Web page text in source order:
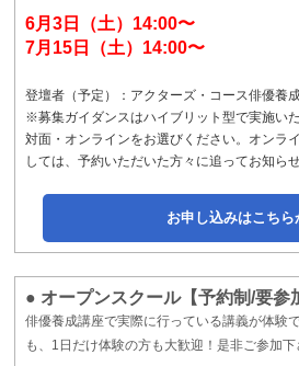
6月3日（土）14:00〜
7月15日（土）14:00〜
登壇者（予定）：アクターズ・コース俳優養
※募集ガイダンスはハイブリット型で実施い
対面・ オンラインをお選びください。 オンラ
しては、予約いただいた方々に追ってお知ら
お申し込みはこちら
● オープンスクール【予約制/要参
俳優養成講座で実際に行っている講義が体験
も、1日だけ体験の方も大歓迎！是非ご参加下